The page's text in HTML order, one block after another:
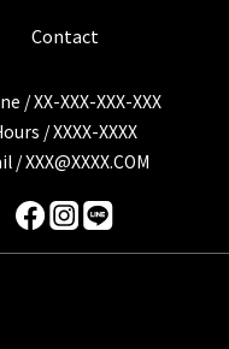
Contact
/ XX-XXX-XXX-XXX
/ XXXX-XXXX
/ XXX@XXXX.COM